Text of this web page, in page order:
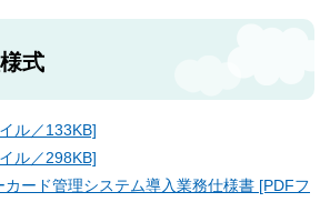
式
ル／133KB]
ル／298KB]
カード管理システム導入業務仕様書 [PDFフ